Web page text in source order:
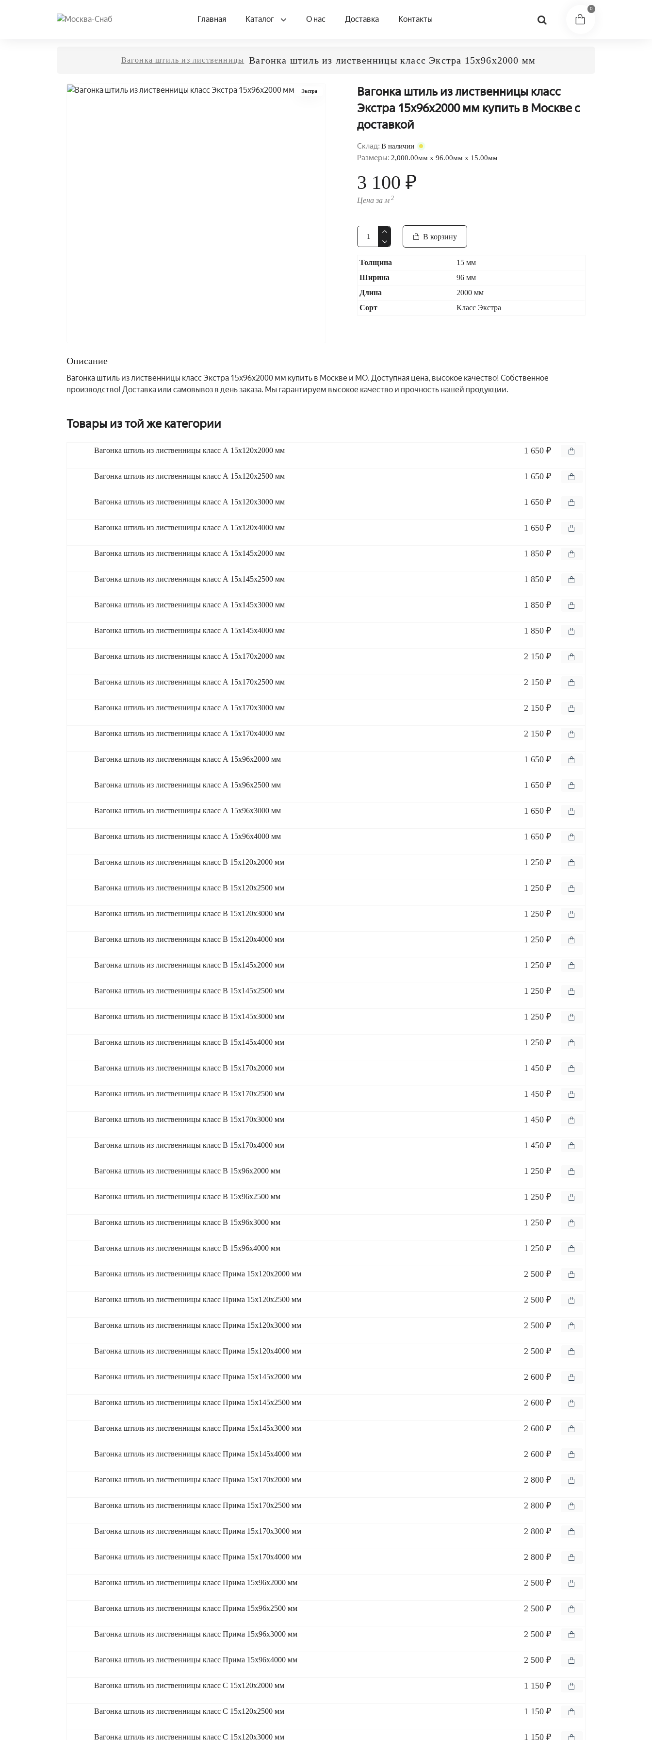
Главная Каталог О нас Доставка Контакты
0
Вагонка штиль из лиственницы Вагонка штиль из лиственницы класс Экстра 15x96x2000 мм
Экстра
Вагонка штиль из лиственницы класс
Экстра 15x96x2000 мм купить в Москве с
доставкой
Склад: В наличии
Размеры: 2,000.00мм x 96.00мм x 15.00мм
3 100 ₽
В корзину
Цена за м 2
Толщина
15 мм
Ширина
96 мм
Длина
2000 мм
Сорт
Класс Экстра
Описание
Вагонка штиль из лиственницы класс Экстра 15x96x2000 мм купить в Москве и МО. Доступная цена, высокое качество! Собственное
производство! Доставка или самовывоз в день заказа. Мы гарантируем высокое качество и прочность нашей продукции.
Товары из той же категории
Вагонка штиль из лиственницы класс А 15x120x2000 мм 1 650 ₽
Вагонка штиль из лиственницы класс А 15x120x2500 мм 1 650 ₽
Вагонка штиль из лиственницы класс А 15x120x3000 мм 1 650 ₽
Вагонка штиль из лиственницы класс А 15x120x4000 мм 1 650 ₽
Вагонка штиль из лиственницы класс А 15x145x2000 мм 1 850 ₽
Вагонка штиль из лиственницы класс А 15x145x2500 мм 1 850 ₽
Вагонка штиль из лиственницы класс А 15x145x3000 мм 1 850 ₽
Вагонка штиль из лиственницы класс А 15x145x4000 мм 1 850 ₽
Вагонка штиль из лиственницы класс А 15x170x2000 мм 2 150 ₽
Вагонка штиль из лиственницы класс А 15x170x2500 мм 2 150 ₽
Вагонка штиль из лиственницы класс А 15x170x3000 мм 2 150 ₽
Вагонка штиль из лиственницы класс А 15x170x4000 мм 2 150 ₽
Вагонка штиль из лиственницы класс А 15x96x2000 мм 1 650 ₽
Вагонка штиль из лиственницы класс А 15x96x2500 мм 1 650 ₽
Вагонка штиль из лиственницы класс А 15x96x3000 мм 1 650 ₽
Вагонка штиль из лиственницы класс А 15x96x4000 мм 1 650 ₽
Вагонка штиль из лиственницы класс В 15x120x2000 мм 1 250 ₽
Вагонка штиль из лиственницы класс В 15x120x2500 мм 1 250 ₽
Вагонка штиль из лиственницы класс В 15x120x3000 мм 1 250 ₽
Вагонка штиль из лиственницы класс В 15x120x4000 мм 1 250 ₽
Вагонка штиль из лиственницы класс В 15x145x2000 мм 1 250 ₽
Вагонка штиль из лиственницы класс В 15x145x2500 мм 1 250 ₽
Вагонка штиль из лиственницы класс В 15x145x3000 мм 1 250 ₽
Вагонка штиль из лиственницы класс В 15x145x4000 мм 1 250 ₽
Вагонка штиль из лиственницы класс В 15x170x2000 мм 1 450 ₽
Вагонка штиль из лиственницы класс В 15x170x2500 мм 1 450 ₽
Вагонка штиль из лиственницы класс В 15x170x3000 мм 1 450 ₽
Вагонка штиль из лиственницы класс В 15x170x4000 мм 1 450 ₽
Вагонка штиль из лиственницы класс В 15x96x2000 мм 1 250 ₽
Вагонка штиль из лиственницы класс В 15x96x2500 мм 1 250 ₽
Вагонка штиль из лиственницы класс В 15x96x3000 мм 1 250 ₽
Вагонка штиль из лиственницы класс В 15x96x4000 мм 1 250 ₽
Вагонка штиль из лиственницы класс Прима 15x120x2000 мм 2 500 ₽
Вагонка штиль из лиственницы класс Прима 15x120x2500 мм 2 500 ₽
Вагонка штиль из лиственницы класс Прима 15x120x3000 мм 2 500 ₽
Вагонка штиль из лиственницы класс Прима 15x120x4000 мм 2 500 ₽
Вагонка штиль из лиственницы класс Прима 15x145x2000 мм 2 600 ₽
Вагонка штиль из лиственницы класс Прима 15x145x2500 мм 2 600 ₽
Вагонка штиль из лиственницы класс Прима 15x145x3000 мм 2 600 ₽
Вагонка штиль из лиственницы класс Прима 15x145x4000 мм 2 600 ₽
Вагонка штиль из лиственницы класс Прима 15x170x2000 мм 2 800 ₽
Вагонка штиль из лиственницы класс Прима 15x170x2500 мм 2 800 ₽
Вагонка штиль из лиственницы класс Прима 15x170x3000 мм 2 800 ₽
Вагонка штиль из лиственницы класс Прима 15x170x4000 мм 2 800 ₽
Вагонка штиль из лиственницы класс Прима 15x96x2000 мм 2 500 ₽
Вагонка штиль из лиственницы класс Прима 15x96x2500 мм 2 500 ₽
Вагонка штиль из лиственницы класс Прима 15x96x3000 мм 2 500 ₽
Вагонка штиль из лиственницы класс Прима 15x96x4000 мм 2 500 ₽
Вагонка штиль из лиственницы класс С 15x120x2000 мм 1 150 ₽
Вагонка штиль из лиственницы класс С 15x120x2500 мм 1 150 ₽
Вагонка штиль из лиственницы класс С 15x120x3000 мм 1 150 ₽